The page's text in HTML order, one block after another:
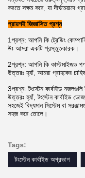
করতে সক্ষম করে, যা দীর্ঘমেয়াদে
প্রায়শই জিজ্ঞাসিত প্রশ্ন
1প্রশ্ন: আপনি কি ট্রেডিং কোম্পানি
উঃ আমরা একটি প্রস্তুতকারক।
2প্রশ্ন: আপনি কি কাস্টমাইজড
উত্তরঃ হ্যাঁ, আমরা গ্রাহকের
3প্রশ্ন: টংস্টেন কার্বাইড
উত্তরঃ হ্যাঁ, টংস্টেন কার্বাইড
সহজেই বিদ্যমান সিস্টেম বা
সহজ করে তোলে।
Tags:
টংস্টেন কার্বাইড অগ্রভাগ